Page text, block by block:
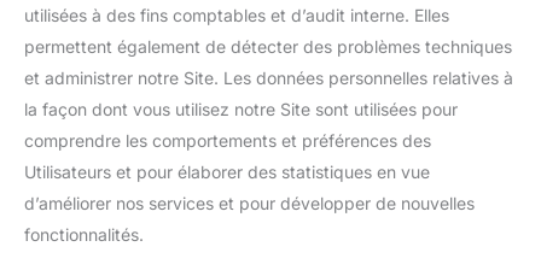
utilisées à des fins comptables et d’audit interne. Elles
permettent également de détecter des problèmes techniques
et administrer notre Site. Les données personnelles relatives à
la façon dont vous utilisez notre Site sont utilisées pour
comprendre les comportements et préférences des
Utilisateurs et pour élaborer des statistiques en vue
d’améliorer nos services et pour développer de nouvelles
fonctionnalités.